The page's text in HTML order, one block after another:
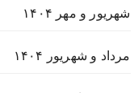
شهریور و مهر ۱۴۰۴
مرداد و شهریور ۱۴۰۴